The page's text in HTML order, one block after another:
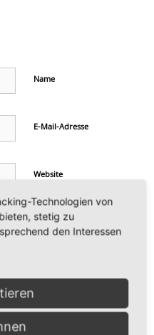
Name
E-Mail-Adresse
Website
Technologien von
stetig zu
den Interessen